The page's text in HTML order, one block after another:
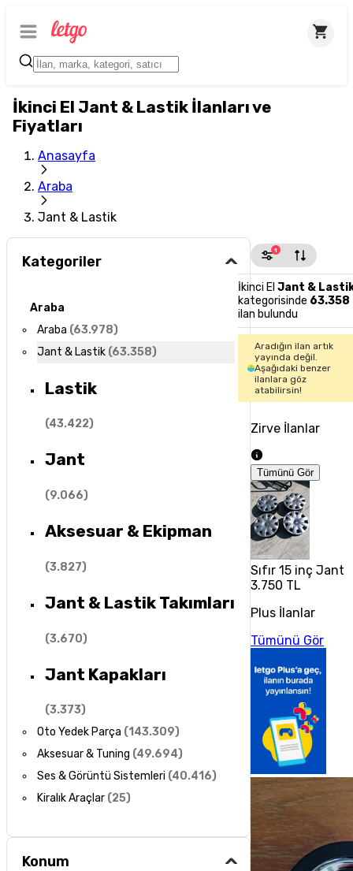
İkinci El Jant & Lastik İlanları ve
Fiyatları
Anasayfa
Araba
Jant & Lastik
Kategoriler
Araba
Araba (63.978)
Jant & Lastik (63.358)
Lastik
(43.422)
Jant
(9.066)
Aksesuar & Ekipman
(3.827)
Jant & Lastik Takımları
(3.670)
Jant Kapakları
(3.373)
Oto Yedek Parça (143.309)
Aksesuar & Tuning (49.694)
Ses & Görüntü Sistemleri (40.416)
Kiralık Araçlar (25)
Konum
1
İkinci ElJant &
kategorisinde 63.358
ilan bulundu
Aradığın ilan artık
yayında değil.
Aşağıdaki benzer
ilanlara göz
atabilirsin!
Zirve İlanlar
Tümünü Gör
Sıfır 15 inç Jant
3.750 TL
Plus İlanlar
Tümünü Gör